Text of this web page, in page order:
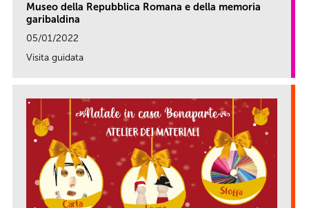
Museo della Repubblica Romana e della memoria
garibaldina
05/01/2022
Visita guidata